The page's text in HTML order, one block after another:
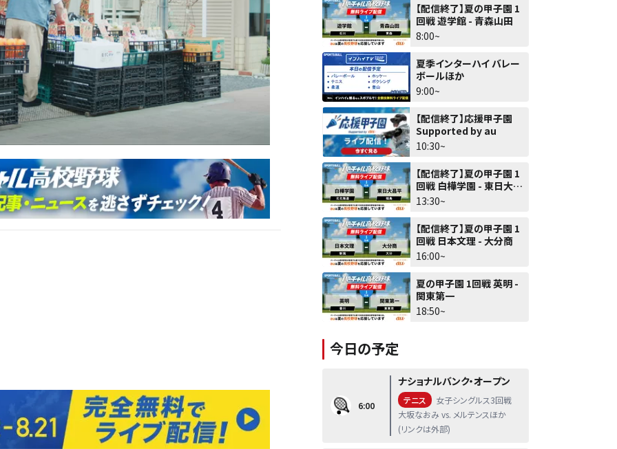
【配信終了】夏の甲子園 1
回戦 遊学館 - 青森山田
8:00~
夏季インターハイ バレー
ボールほか
9:00~
【配信終了】応援甲子園
Supported by au
10:30~
【配信終了】夏の甲子園 1
回戦 白樺学園 - 東日大昌
平
13:30~
【配信終了】夏の甲子園 1
回戦 日本文理 - 大分商
16:00~
夏の甲子園 1回戦 英明 -
関東第一
18:50~
今日の予定
6:00
ナショナルバンク・オープン
テニス
女子シングルス3回戦
大坂なおみ vs. メルテンスほか
(リンクは外部)